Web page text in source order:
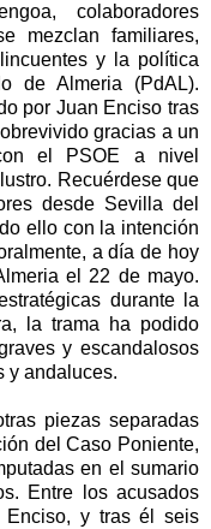
colaboradores
mezclan familiares,
y la política
de Almeria (PdAL).
por Juan Enciso tras
gracias a un
el PSOE a nivel
Recuérdese que
desde Sevilla del
ello con la intención
a día de hoy
el 22 de mayo.
durante la
la trama ha podido
y escandalosos
y andaluces.
piezas separadas
del Caso Poniente,
en el sumario
Entre los acusados
y tras él seis